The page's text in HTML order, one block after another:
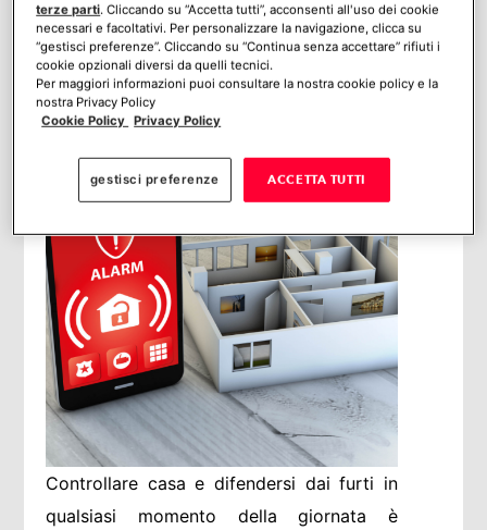
Hai bisogno di un allarme?Calcola
ora il tuo preventivo gratuito
Controllare casa e difendersi dai furti in
qualsiasi momento della giornata è
terze parti. Cliccando su “Accetta tutti”, acconsenti all'uso dei cookie
necessari e facoltativi. Per personalizzare la navigazione, clicca su
“gestisci preferenze”. Cliccando su “Continua senza accettare” rifiuti i
cookie opzionali diversi da quelli tecnici.
Per maggiori informazioni puoi consultare la nostra cookie policy e la
nostra Privacy Policy
Cookie Policy Privacy Policy
gestisci preferenze ACCETTA TUTTI